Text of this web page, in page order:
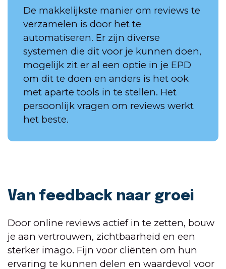
De makkelijkste manier om reviews te
verzamelen is door het te
automatiseren. Er zijn diverse
systemen die dit voor je kunnen doen,
mogelijk zit er al een optie in je EPD
om dit te doen en anders is het ook
met aparte tools in te stellen. Het
persoonlijk vragen om reviews werkt
het beste.
Van feedback naar groei
Door online reviews actief in te zetten, bouw
je aan vertrouwen, zichtbaarheid en een
sterker imago. Fijn voor cliënten om hun
ervaring te kunnen delen en waardevol voor